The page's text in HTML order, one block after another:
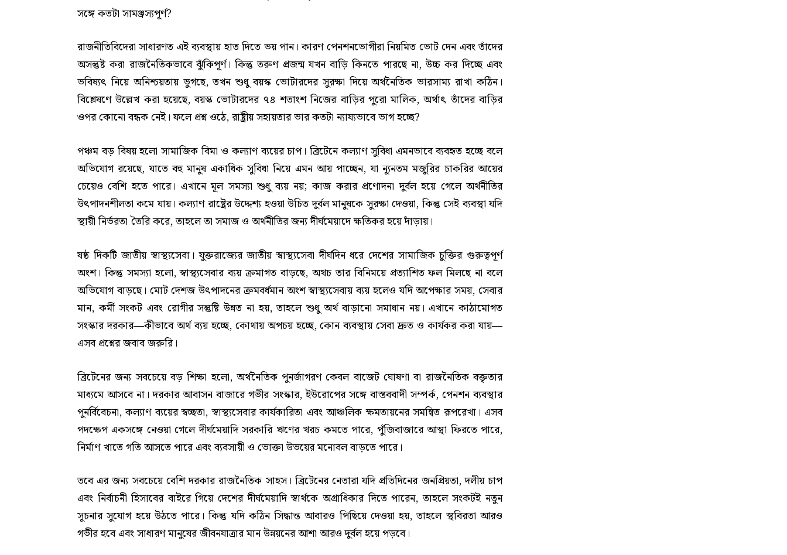
সঙ্গে কতটা সামঞ্জস্যপূর্ণ?
রাজনীতিবিদেরা সাধারণত এই ব্যবস্থায় হাত দিতে ভয় পান। কারণ পেনশনভোগীরা নিয়মিত ভোট দেন এবং তাঁদের
অসন্তুষ্ট করা রাজনৈতিকভাবে ঝুঁকিপূর্ণ। কিন্তু তরুণ প্রজন্ম যখন বাড়ি কিনতে পারছে না, উচ্চ কর দিচ্ছে এবং
ভবিষ্যৎ নিয়ে অনিশ্চয়তায় ভুগছে, তখন শুধু বয়স্ক ভোটারদের সুরক্ষা দিয়ে অর্থনৈতিক ভারসাম্য রাখা কঠিন।
বিশ্লেষণে উল্লেখ করা হয়েছে, বয়স্ক ভোটারদের ৭৪ শতাংশ নিজের বাড়ির পুরো মালিক, অর্থাৎ তাঁদের বাড়ির
ওপর কোনো বন্ধক নেই। ফলে প্রশ্ন ওঠে, রাষ্ট্রীয় সহায়তার ভার কতটা ন্যায্যভাবে ভাগ হচ্ছে?
পঞ্চম বড় বিষয় হলো সামাজিক বিমা ও কল্যাণ ব্যয়ের চাপ। ব্রিটেনে কল্যাণ সুবিধা এমনভাবে ব্যবহৃত হচ্ছে বলে
অভিযোগ রয়েছে, যাতে বহু মানুষ একাধিক সুবিধা নিয়ে এমন আয় পাচ্ছেন, যা ন্যূনতম মজুরির চাকরির আয়ের
চেয়েও বেশি হতে পারে। এখানে মূল সমস্যা শুধু ব্যয় নয়; কাজ করার প্রণোদনা দুর্বল হয়ে গেলে অর্থনীতির
উৎপাদনশীলতা কমে যায়। কল্যাণ রাষ্ট্রের উদ্দেশ্য হওয়া উচিত দুর্বল মানুষকে সুরক্ষা দেওয়া, কিন্তু সেই ব্যবস্থা যদি
স্থায়ী নির্ভরতা তৈরি করে, তাহলে তা সমাজ ও অর্থনীতির জন্য দীর্ঘমেয়াদে ক্ষতিকর হয়ে দাঁড়ায়।
ষষ্ঠ দিকটি জাতীয় স্বাস্থ্যসেবা। যুক্তরাজ্যের জাতীয় স্বাস্থ্যসেবা দীর্ঘদিন ধরে দেশের সামাজিক চুক্তির গুরুত্বপূর্ণ
অংশ। কিন্তু সমস্যা হলো, স্বাস্থ্যসেবার ব্যয় ক্রমাগত বাড়ছে, অথচ তার বিনিময়ে প্রত্যাশিত ফল মিলছে না বলে
অভিযোগ বাড়ছে। মোট দেশজ উৎপাদনের ক্রমবর্ধমান অংশ স্বাস্থ্যসেবায় ব্যয় হলেও যদি অপেক্ষার সময়, সেবার
মান, কর্মী সংকট এবং রোগীর সন্তুষ্টি উন্নত না হয়, তাহলে শুধু অর্থ বাড়ানো সমাধান নয়। এখানে কাঠামোগত
সংস্কার দরকার—কীভাবে অর্থ ব্যয় হচ্ছে, কোথায় অপচয় হচ্ছে, কোন ব্যবস্থায় সেবা দ্রুত ও কার্যকর করা যায়—
এসব প্রশ্নের জবাব জরুরি।
ব্রিটেনের জন্য সবচেয়ে বড় শিক্ষা হলো, অর্থনৈতিক পুনর্জাগরণ কেবল বাজেট ঘোষণা বা রাজনৈতিক বক্তৃতার
মাধ্যমে আসবে না। দরকার আবাসন বাজারে গভীর সংস্কার, ইউরোপের সঙ্গে বাস্তববাদী সম্পর্ক, পেনশন ব্যবস্থার
পুনর্বিবেচনা, কল্যাণ ব্যয়ের স্বচ্ছতা, স্বাস্থ্যসেবার কার্যকারিতা এবং আঞ্চলিক ক্ষমতায়নের সমন্বিত রূপরেখা। এসব
পদক্ষেপ একসঙ্গে নেওয়া গেলে দীর্ঘমেয়াদি সরকারি ঋণের খরচ কমতে পারে, পুঁজিবাজারে আস্থা ফিরতে পারে,
নির্মাণ খাতে গতি আসতে পারে এবং ব্যবসায়ী ও ভোক্তা উভয়ের মনোবল বাড়তে পারে।
তবে এর জন্য সবচেয়ে বেশি দরকার রাজনৈতিক সাহস। ব্রিটেনের নেতারা যদি প্রতিদিনের জনপ্রিয়তা, দলীয় চাপ
এবং নির্বাচনী হিসাবের বাইরে গিয়ে দেশের দীর্ঘমেয়াদি স্বার্থকে অগ্রাধিকার দিতে পারেন, তাহলে সংকটই নতুন
সূচনার সুযোগ হয়ে উঠতে পারে। কিন্তু যদি কঠিন সিদ্ধান্ত আবারও পিছিয়ে দেওয়া হয়, তাহলে স্থবিরতা আরও
গভীর হবে এবং সাধারণ মানুষের জীবনযাত্রার মান উন্নয়নের আশা আরও দুর্বল হয়ে পড়বে।